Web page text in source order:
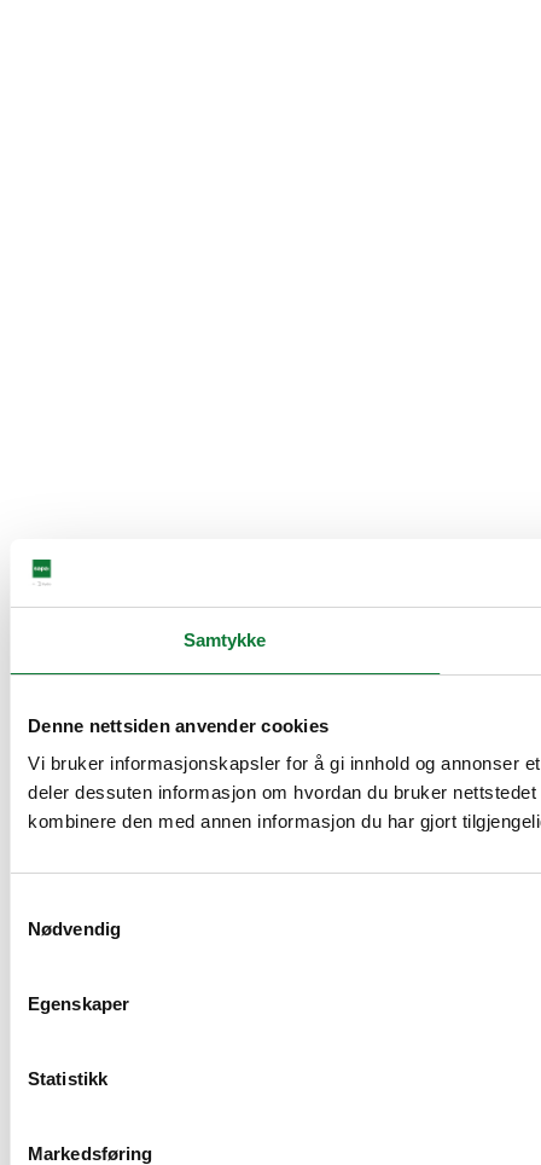
Samtykke
Denne nettsiden anvender cookies
Vi bruker informasjonskapsler for å gi innhold og annonser
deler dessuten informasjon om hvordan du bruker
kombinere den med annen informasjon du har gjort
Nødvendig
Egenskaper
Statistikk
Markedsføring